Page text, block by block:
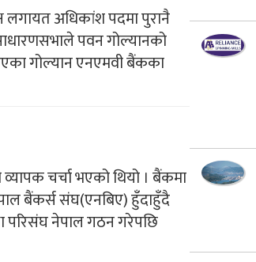
लगायत अधिकांश पदमा पुरानै
पवन गोल्यानको
गोल्यान एनएमवी बैंकका
चर्चा भएको थियो । बैंकमा
बैंकर्स संघ(एनबिए) हुँदाहुँदै
परिसंघ नेपाल गठन गरेपछि